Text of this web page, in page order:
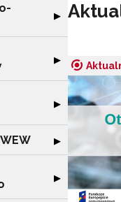
Rozwiń sekcję
▶
Rozwiń sekcję
▶
Rozwiń sekcję
▶
Rozwiń sekcję
▶
Rozwiń sekcję
▶